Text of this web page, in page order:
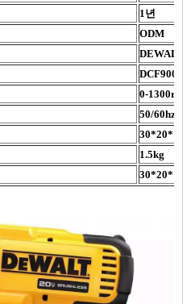
1년
ODM
DEWALT
DCF900NT
0-1300r/분
50/60hz
1.5kg